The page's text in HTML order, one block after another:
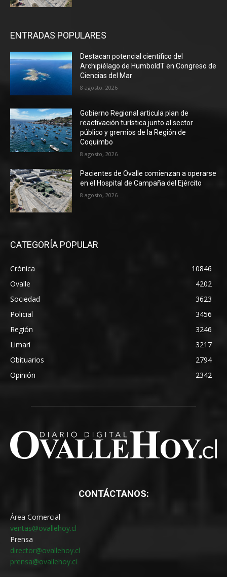
ENTRADAS POPULARES
Destacan potencial científico del
Archipiélago de HumboldT en Congreso de
Ciencias del Mar
8 agosto, 2026
Gobierno Regional articula plan de
reactivación turística junto al sector
público y gremios de la Región de
Coquimbo
8 agosto, 2026
Pacientes de Ovalle comienzan a operarse
en el Hospital de Campaña del Ejército
8 agosto, 2026
CATEGORÍA POPULAR
Crónica
10846
Ovalle
4202
Sociedad
3623
Policial
3456
Región
3246
Limarí
3217
Obituarios
2794
Opinión
2342
CONTÁCTANOS:
Área Comercial
ventas@ovallehoy.cl
Prensa
director@ovallehoy.cl
prensa@ovallehoy.cl